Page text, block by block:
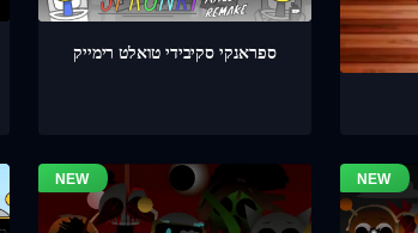
ספראנקי סקיבידי טואלט רימייק